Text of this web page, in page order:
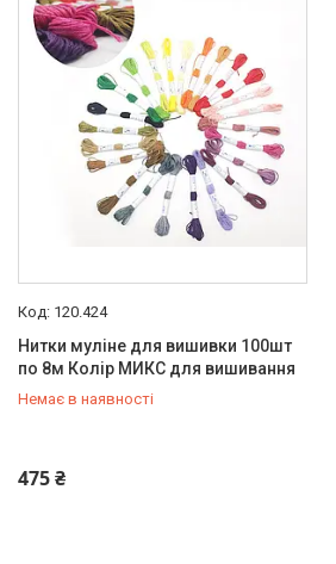
120.424
Нитки муліне для вишивки 100шт
по 8м Колір МИКС для вишивання
Немає в наявності
475 ₴
+380 (67) 647-30-00